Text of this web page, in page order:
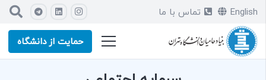
English
تماس با ما
حمایت از دانشگاه